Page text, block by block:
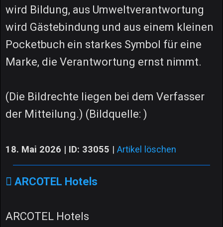
wird Bildung, aus Umweltverantwortung
wird Gästebindung und aus einem kleinen
Pocketbuch ein starkes Symbol für eine
Marke, die Verantwortung ernst nimmt.
(Die Bildrechte liegen bei dem Verfasser
der Mitteilung.) (Bildquelle: )
18. Mai 2026 | ID: 33055 | Artikel löschen
ARCOTEL Hotels
ARCOTEL Hotels